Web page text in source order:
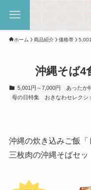
ホーム 商品紹介 価格帯
沖縄そば4
5,001円～7,000円 あったか
母の日特集
おきなわセレクシ
沖縄の炊き込みご飯
三枚肉の沖縄そばセッ